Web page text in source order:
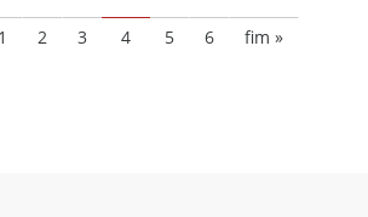
1 2 3 4 5 6 fim »